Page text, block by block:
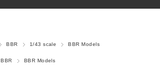
BBR 1/43 scale BBR Models
BBR BBR Models